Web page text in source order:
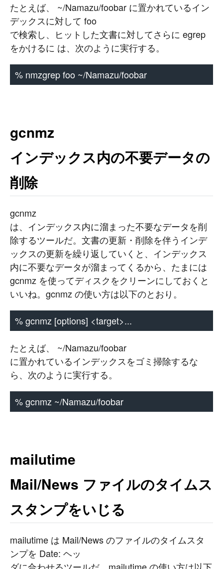
たとえば、 ~/Namazu/foobar に置かれているイン
デックスに対して foo
で検索し、ヒットした文書に対してさらに egrep
をかけるに は、次のように実行する。
% nmzgrep foo ~/Namazu/foobar
gcnmz
インデックス内の不要データの
削除
gcnmz
は、インデックス内に溜まった不要なデータを削
除するツールだ。文書の更新・削除を伴うインデ
ックスの更新を繰り返していくと、インデックス
内に不要なデータが溜まってくるから、たまには
gcnmz を使ってディスクをクリーンにしておくと
いいね。gcnmz の使い方は以下のとおり。
% gcnmz [options] <target>...
たとえば、 ~/Namazu/foobar
に置かれているインデックスをゴミ掃除するな
ら、次のように実行する。
% gcnmz ~/Namazu/foobar
mailutime
Mail/News ファイルのタイムス
スタンプをいじる
mailutime は Mail/News のファイルのタイムスタ
ンプを Date: ヘッ